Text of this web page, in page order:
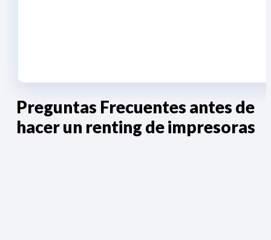
Preguntas Frecuentes antes de
hacer un renting de impresoras